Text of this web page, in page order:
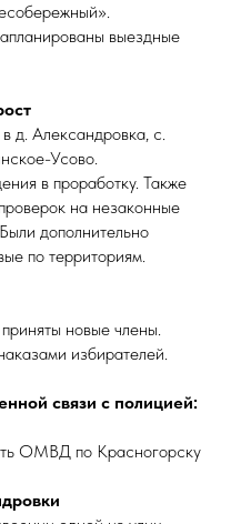
выездные
д. Александровка, с.
Усово.
в проработку. Также
на незаконные
дополнительно
по территориям.
новые члены.
избирателей.
связи с полицией:
ОМВД по Красногорску